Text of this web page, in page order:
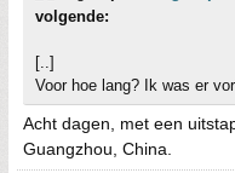
volgende:
[..]
Voor hoe lang? Ik was er
Acht dagen, met een
Guangzhou, China.